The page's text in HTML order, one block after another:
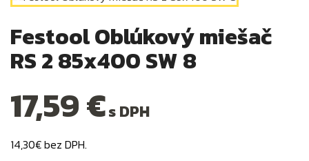
Festool Oblúkový miešač
RS 2 85x400 SW 8
17,59 €s DPH
14,30€ bez DPH.